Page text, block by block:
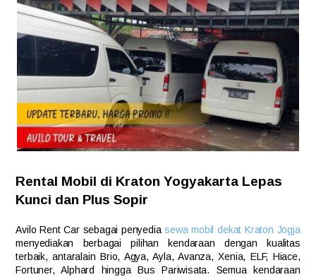
Rental Mobil di Kraton Yogyakarta Lepas
Kunci dan Plus Sopir
Avilo Rent Car sebagai penyediasewa mobil dekat Kraton Jogja
menyediakan berbagai pilihan kendaraan dengan kualitas
terbaik, antaralain Brio, Agya, Ayla, Avanza, Xenia, ELF, Hiace,
Fortuner, Alphard hingga Bus Pariwisata. Semua kendaraan